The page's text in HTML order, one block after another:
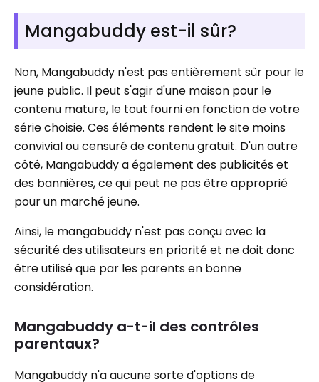
Mangabuddy est-il sûr?
Non, Mangabuddy n'est pas entièrement sûr pour le
jeune public. Il peut s'agir d'une maison pour le
contenu mature, le tout fourni en fonction de votre
série choisie. Ces éléments rendent le site moins
convivial ou censuré de contenu gratuit. D'un autre
côté, Mangabuddy a également des publicités et
des bannières, ce qui peut ne pas être approprié
pour un marché jeune.
Ainsi, le mangabuddy n'est pas conçu avec la
sécurité des utilisateurs en priorité et ne doit donc
être utilisé que par les parents en bonne
considération.
Mangabuddy a-t-il des contrôles
parentaux?
Mangabuddy n'a aucune sorte d'options de